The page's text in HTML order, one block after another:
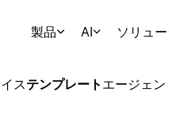
製品 AI ソリュ
ステンプレート エージェン